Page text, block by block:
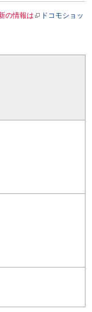
の情報は
ドコモショッ